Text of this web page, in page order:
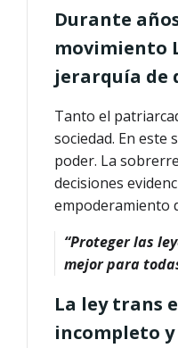
Durante
movimiento
jerarquía de
Tanto el
sociedad. En este
poder. La
decisiones
empoderamiento
“Proteger las
mejor para
La ley trans
incompleto